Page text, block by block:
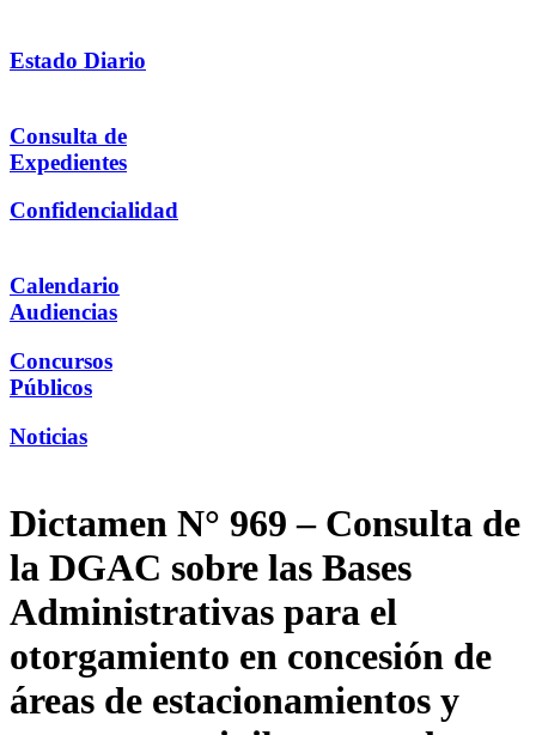
Estado Diario
Consulta de
Expedientes
Confidencialidad
Calendario
Audiencias
Concursos
Públicos
Noticias
Dictamen N° 969 – Consulta de
la DGAC sobre las Bases
Administrativas para el
otorgamiento en concesión de
áreas de estacionamientos y